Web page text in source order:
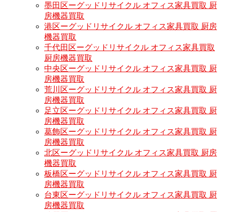
墨田区ーグッドリサイクル オフィス家具買取 厨
房機器買取
港区ーグッドリサイクル オフィス家具買取 厨房
機器買取
千代田区ーグッドリサイクル オフィス家具買取
厨房機器買取
中央区ーグッドリサイクル オフィス家具買取 厨
房機器買取
荒川区ーグッドリサイクル オフィス家具買取 厨
房機器買取
足立区ーグッドリサイクル オフィス家具買取 厨
房機器買取
葛飾区ーグッドリサイクル オフィス家具買取 厨
房機器買取
北区ーグッドリサイクル オフィス家具買取 厨房
機器買取
板橋区ーグッドリサイクル オフィス家具買取 厨
房機器買取
台東区ーグッドリサイクル オフィス家具買取 厨
房機器買取